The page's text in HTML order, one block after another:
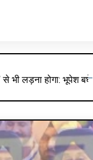
भी लड़ना होगा: भूपेश बघेल